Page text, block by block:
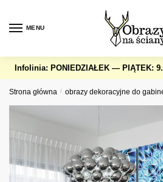
navigation
content
MENU
Infolinia: PONIEDZIAŁEK — PIĄTEK:
Strona główna / obrazy dekoracyjne do